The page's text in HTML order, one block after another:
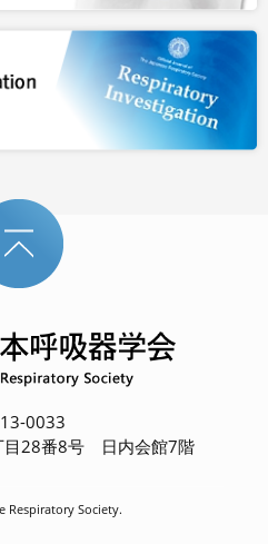
0033
目28番8号 日内会館7階
Respiratory Society.